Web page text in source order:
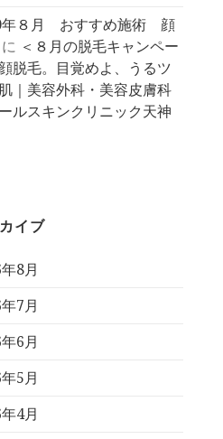
年８月 おすすめ施術 顔
に ＜８月の脱毛キャンペー
脱毛。目覚めよ、うるツ
｜美容外科・美容皮膚科
ルスキンクリニック天神
イブ
8月
7月
6月
5月
4月